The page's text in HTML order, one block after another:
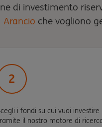
di investimento
Arancio che vogliono
2
i fondi su cui vuoi investire
il nostro motore di